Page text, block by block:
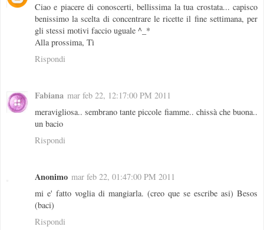
Ciao e piacere di conoscerti, bellissima la tua crostata... capisco
benissimo la scelta di concentrare le ricette il fine settimana, per
gli stessi motivi faccio uguale ^_*
Alla prossima, Tì
Rispondi
Fabiana mar feb 22, 12:17:00 PM 2011
meravigliosa.. sembrano tante piccole fiamme.. chissà che buona..
un bacio
Rispondi
Anonimo mar feb 22, 01:47:00 PM 2011
mi e' fatto voglia di mangiarla. (creo que se escribe asi) Besos
(baci)
Rispondi